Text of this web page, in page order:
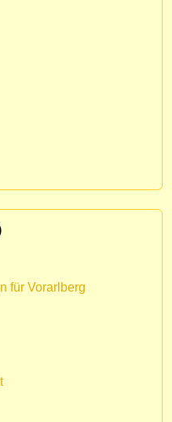
für Vorarlberg